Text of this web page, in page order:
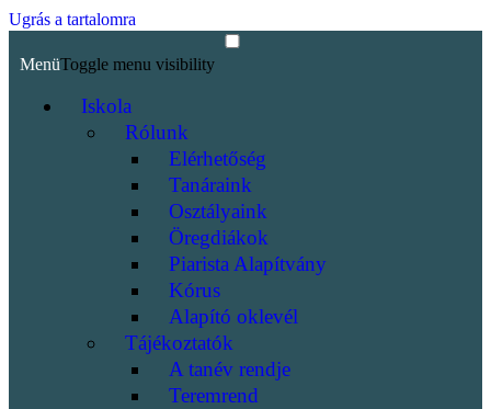
Ugrás a tartalomra
MenüToggle menu visibility
Iskola
Rólunk
Elérhetőség
Tanáraink
Osztályaink
Öregdiákok
Piarista Alapítvány
Kórus
Alapító oklevél
Tájékoztatók
A tanév rendje
Teremrend